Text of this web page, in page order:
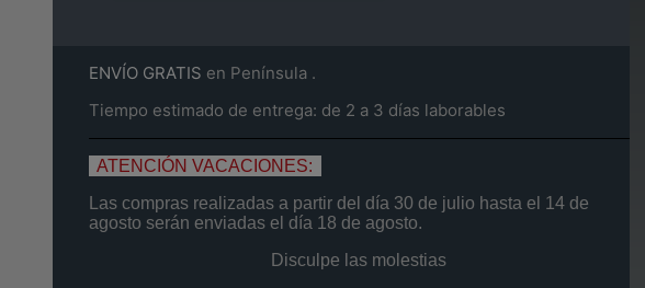
ENVÍO GRATIS en Península .
Tiempo estimado de entrega: de 2 a 3 días laborables
ATENCIÓN VACACIONES:
Las compras realizadas a partir del día 30 de julio hasta el 14de
agosto serán enviadas el día 18 de agosto.
Disculpe las molestias